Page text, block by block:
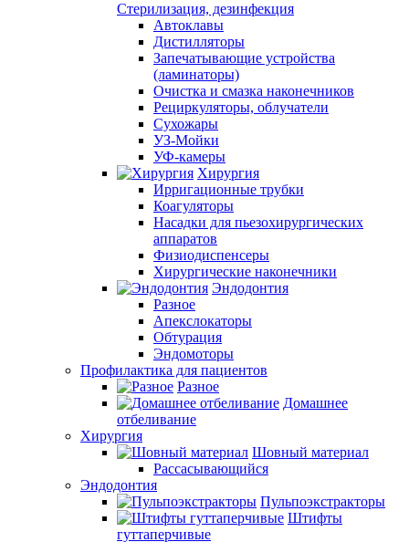
Стерилизация, дезинфекция
Автоклавы
Дистилляторы
Запечатывающие устройства
(ламинаторы)
Очистка и смазка наконечников
Рециркуляторы, облучатели
Сухожары
УЗ-Мойки
УФ-камеры
Хирургия
Ирригационные трубки
Коагуляторы
Насадки для пьезохирургических
аппаратов
Физиодиспенсеры
Хирургические наконечники
Эндодонтия
Разное
Апекслокаторы
Обтурация
Эндомоторы
Профилактика для пациентов
Разное
Домашнее
отбеливание
Хирургия
Шовный материал
Рассасывающийся
Эндодонтия
Пульпоэкстракторы
Штифты
гуттаперчивые